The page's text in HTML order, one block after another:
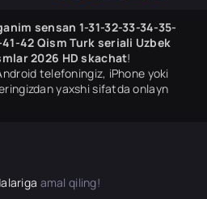
sensan 1-31-32-33-34-35-
42 Qism Turk seriali Uzbek
2026 HD skachat!
telefoningiz, iPhone yoki
yaxshi sifatda onlayn
amal qiling!